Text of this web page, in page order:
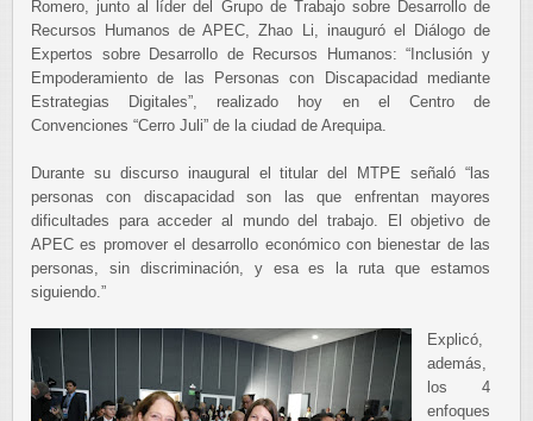
Romero, junto al líder del Grupo de Trabajo sobre Desarrollo de
Recursos Humanos de APEC, Zhao Li, inauguró el Diálogo de
Expertos sobre Desarrollo de Recursos Humanos: “Inclusión y
Empoderamiento de las Personas con Discapacidad mediante
Estrategias Digitales”, realizado hoy en el Centro de
Convenciones “Cerro Juli” de la ciudad de Arequipa.
Durante su discurso inaugural el titular del MTPE señaló “las
personas con discapacidad son las que enfrentan mayores
dificultades para acceder al mundo del trabajo. El objetivo de
APEC es promover el desarrollo económico con bienestar de las
personas, sin discriminación, y esa es la ruta que estamos
siguiendo.”
Explicó,
además,
los 4
enfoques